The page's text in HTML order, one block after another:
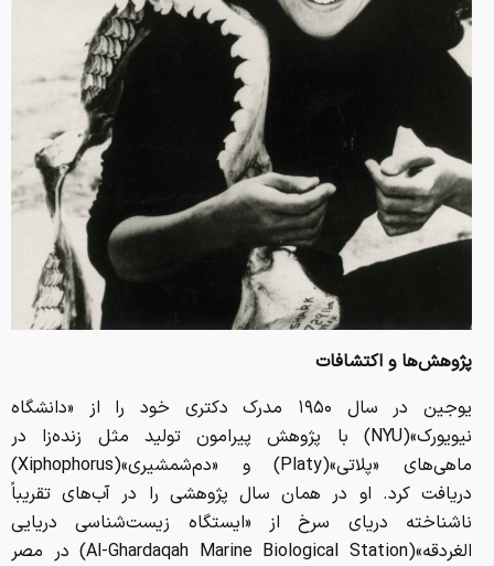
پژوهش‌ها و اکتشافات
یوجین در سال ۱۹۵۰ مدرک دکتری خود را از «دانشگاه
نیویورک»(NYU) با پژوهش پیرامون تولید مثل زنده‌زا در
ماهی‌های «پلاتی»(Platy) و «دم‌شمشیری»(Xiphophorus)
دریافت کرد. او در همان سال پژوهشی را در آب‌های تقریباً
ناشناخته دریای سرخ از «ایستگاه زیست‌شناسی دریایی
الغردقه»(Al-Ghardaqah Marine Biological Station) در مصر